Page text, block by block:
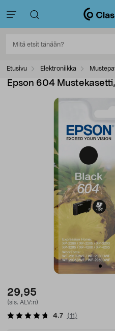
Etusivu Elektroniikka
Epson 604
29,95
(sis. ALV:n)
4.7 (11 )